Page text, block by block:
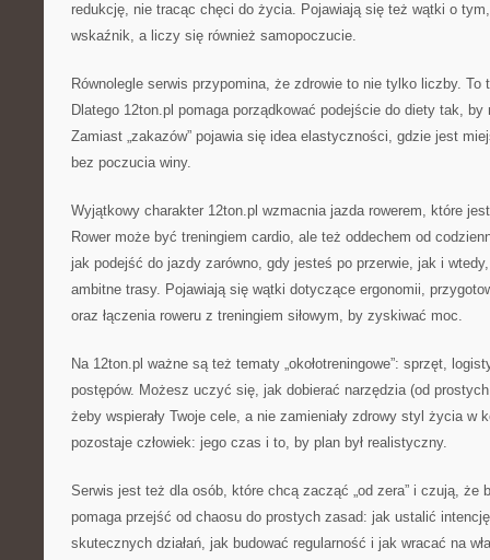
redukcję, nie tracąc chęci do życia. Pojawiają się też wątki o
wskaźnik, a liczy się również samopoczucie.
Równolegle serwis przypomina, że zdrowie to nie tylko liczby. To
Dlatego 12ton.pl pomaga porządkować podejście do diety tak,
Zamiast „zakazów” pojawia się idea elastyczności, gdzie jest
bez poczucia winy.
Wyjątkowy charakter 12ton.pl wzmacnia jazda rowerem, które
Rower może być treningiem cardio, ale też oddechem od
jak podejść do jazdy zarówno, gdy jesteś po przerwie, jak i
ambitne trasy. Pojawiają się wątki dotyczące ergonomii,
oraz łączenia roweru z treningiem siłowym, by zyskiwać moc.
Na 12ton.pl ważne są też tematy „okołotreningowe”: sprzęt,
postępów. Możesz uczyć się, jak dobierać narzędzia (od
żeby wspierały Twoje cele, a nie zamieniały zdrowy styl życia w
pozostaje człowiek: jego czas i to, by plan był realistyczny.
Serwis jest też dla osób, które chcą zacząć „od zera” i czują, że
pomaga przejść od chaosu do prostych zasad: jak ustalić
skutecznych działań, jak budować regularność i jak wracać na